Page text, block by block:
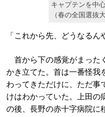
キャプテンを中
（春の全国選抜
「これから先、どうなるん
首から下の感覚がまった
かき立てた。首は一番怪我
わってきただけに、ただ事
けはわかっていた。上田の
の後、長野の赤十字病院に